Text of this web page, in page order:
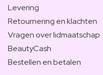
Levering
Retournering en klachten
Vragen over lidmaatschap
BeautyCash
Bestellen en betalen